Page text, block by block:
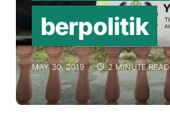
berpolitik
MAY 30, 2019 2 MINUTE READ